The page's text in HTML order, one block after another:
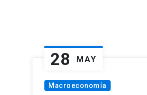
28 MAY
Macroeconomía